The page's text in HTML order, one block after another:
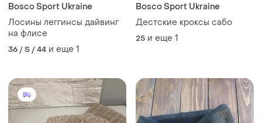
Bosco Sport Ukraine
Лосины леггинсы дайвинг
на флисе
36 / S / 44 и еще 1
Bosco Sport Ukraine
Дестские кроксы сабо
25 и еще 1